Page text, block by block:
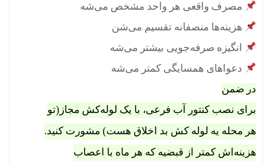
مصرف واقعی هر واحد مشخص می‌شه
هزینه‌ها منصفانه تقسیم می‌شن
انگیزه صرفه‌جویی بیشتر می‌شه
دعواهای همسایگی کمتر می‌شه
در ضمن
برای نصب کنتور آب فرعی، با یک لوله‌کش مجاز(تو
هر محله یه لوله کش بد اخلاق هست) مشورت کنید.
هزینه‌اش کمتر از قبضیه که هر ماه با اعصاب
| انتخابی
آب دقیق،